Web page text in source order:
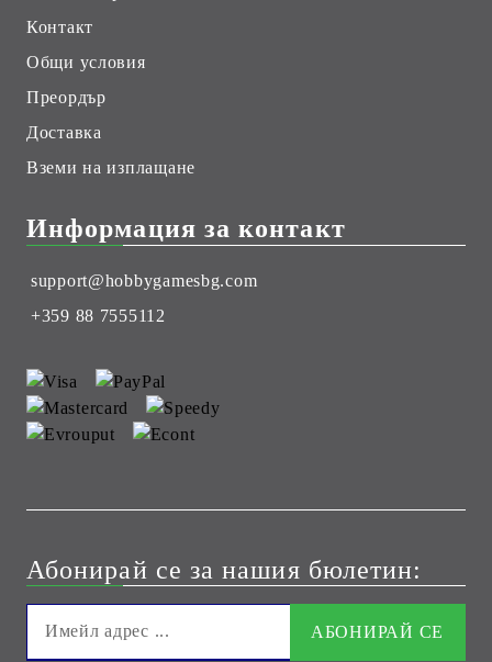
Контакт
Общи условия
Преордър
Доставка
Вземи на изплащане
Информация за контакт
support@hobbygamesbg.com
+359 88 7555112
Абонирай се за нашия бюлетин: